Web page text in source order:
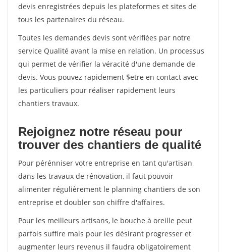
devis enregistrées depuis les plateformes et sites de
tous les partenaires du réseau.
Toutes les demandes devis sont vérifiées par notre
service Qualité avant la mise en relation. Un processus
qui permet de vérifier la véracité d'une demande de
devis. Vous pouvez rapidement $etre en contact avec
les particuliers pour réaliser rapidement leurs
chantiers travaux.
Rejoignez notre réseau pour
trouver des chantiers de qualité
Pour pérénniser votre entreprise en tant qu'artisan
dans les travaux de rénovation, il faut pouvoir
alimenter régulièrement le planning chantiers de son
entreprise et doubler son chiffre d'affaires.
Pour les meilleurs artisans, le bouche à oreille peut
parfois suffire mais pour les désirant progresser et
augmenter leurs revenus il faudra obligatoirement